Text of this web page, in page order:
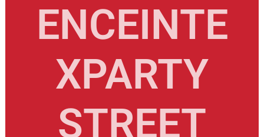
ENCEINTE
XPARTY
STREET